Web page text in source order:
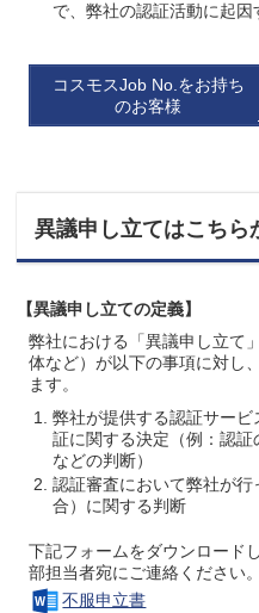
で、弊社の認証活動に起因
コスモスJob No.をお持ち
のお客様
異議申し立てはこちら
【異議申し立ての定義】
弊社における「異議申し立て
体など）が以下の事項に対し
ます。
弊社が提供する認証サー
証に関する決定（例：認
などの判断）
認証審査において弊社が
合）に関する判断
下記フォームをダウンロード
部担当者宛にご連絡ください。
不服申立書